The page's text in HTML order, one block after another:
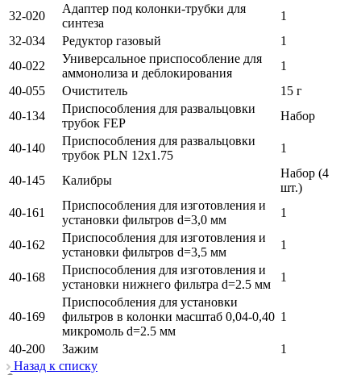
32-020
Адаптер под колонки-трубки для
синтеза
1
32-034
Редуктор газовый
1
40-022
Универсальное приспособление для
аммонолиза и деблокирования
1
40-055
Очиститель
15 г
40-134
Приспособления для развальцовки
трубок FEP
Набор
40-140
Приспособления для развальцовки
трубок PLN 12x1.75
1
40-145 Калибры
Набор (4
шт.)
40-161
Приспособления для изготовления и
установки фильтров d=3,0 мм
1
40-162
Приспособления для изготовления и
установки фильтров d=3,5 мм
1
40-168
Приспособления для изготовления и
установки нижнего фильтра d=2.5 мм
1
40-169
Приспособления для установки
фильтров в колонки масштаб 0,04-0,40
микромоль d=2.5 мм
1
40-200 Зажим
1
Назад к списку